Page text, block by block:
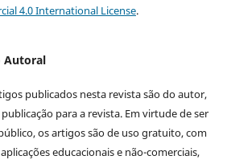
4.0 International License.
Autoral
publicados nesta revista são do autor,
para a revista. Em virtude de ser
os artigos são de uso gratuito, com
educacionais e não-comerciais,